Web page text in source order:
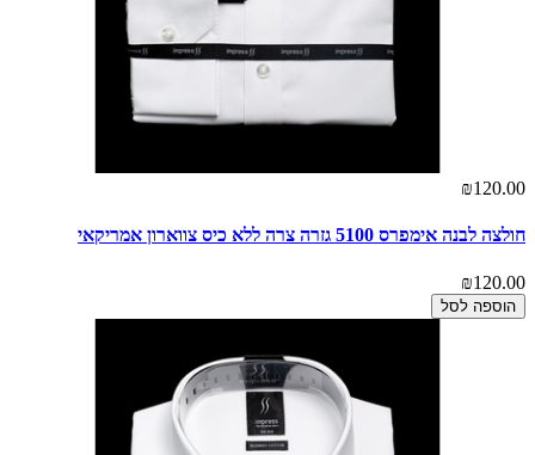
₪120.00
חולצה לבנה אימפרס 5100 גזרה צרה ללא כיס צווארון אמריקאי
₪120.00
הוספה לסל